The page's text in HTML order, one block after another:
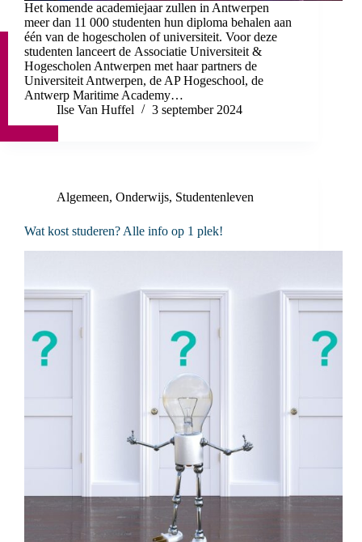
Het komende academiejaar zullen in Antwerpen
meer dan 11 000 studenten hun diploma behalen aan
één van de hogescholen of universiteit. Voor deze
studenten lanceert de Associatie Universiteit &
Hogescholen Antwerpen met haar partners de
Universiteit Antwerpen, de AP Hogeschool, de
Antwerp Maritime Academy…
Ilse Van Huffel
3 september 2024
Algemeen, Onderwijs, Studentenleven
Wat kost studeren? Alle info op 1 plek!